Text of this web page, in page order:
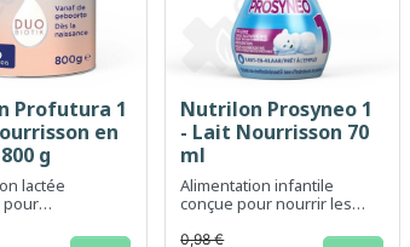
rapide
Profutura 1
en
g
lactée
pour
Aperçu rapide
Nutrilon Prosyneo 1
- Lait Nourrisson 70
ml
Alimentation infantile
conçue pour nourrir les
naissance.
0,98 €